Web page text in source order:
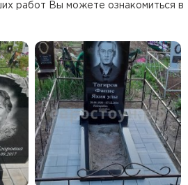
работ Вы можете ознакомиться в